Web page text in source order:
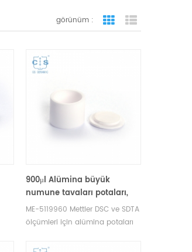
görünüm : ızgara görünümü
900μl Alümina büyük
numune tavaları potaları,
Mettler Toledo için ME-
51119960 kapaklı (Numune
ME-5119960 Mettler DSC ve SDTA
ölçümleri için alümina potaları
potaları ve numune tavaları